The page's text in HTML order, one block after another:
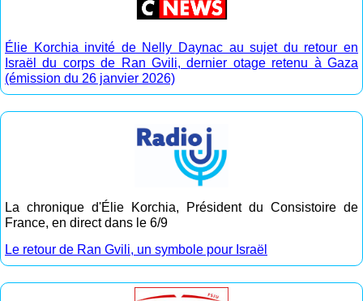
Élie Korchia invité de Nelly Daynac au sujet du retour en
Israël du corps de Ran Gvili, dernier otage retenu à Gaza
(émission du 26 janvier 2026)
La chronique d'Élie Korchia, Président du Consistoire de
France, en direct dans le 6/9
Le retour de Ran Gvili, un symbole pour Israël